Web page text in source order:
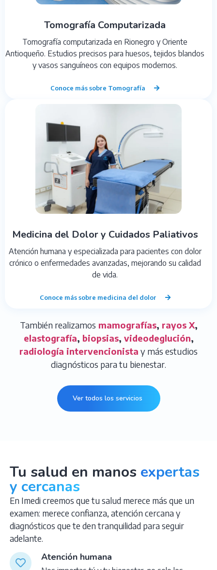
Tomografía Computarizada
Tomografía computarizada en Rionegro y Oriente
Antioqueño. Estudios precisos para huesos, tejidos blandos
y vasos sanguíneos con equipos modernos.
Conoce más sobre Tomografía
Medicina del Dolor y Cuidados Paliativos
Atención humana y especializada para pacientes con dolor
crónico o enfermedades avanzadas, mejorando su calidad
de vida.
Conoce más sobre medicina del dolor
También realizamos mamografías, rayos X,
elastografía, biopsias, videodeglución,
radiología intervencionista y más estudios
diagnósticos para tu bienestar.
Ver todos los servicios
Tu salud en manos expertas
y cercanas
En Imedi creemos que tu salud merece más que un
examen: merece confianza, atención cercana y
diagnósticos que te den tranquilidad para seguir
adelante.
Atención humana